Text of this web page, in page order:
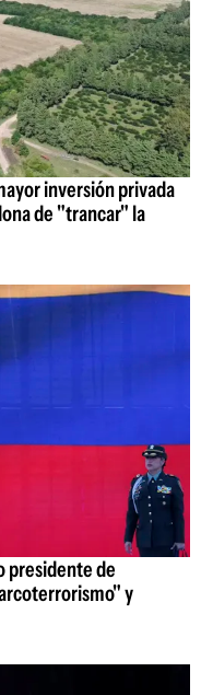
inversión privada
de "trancar" la
presidente de
y